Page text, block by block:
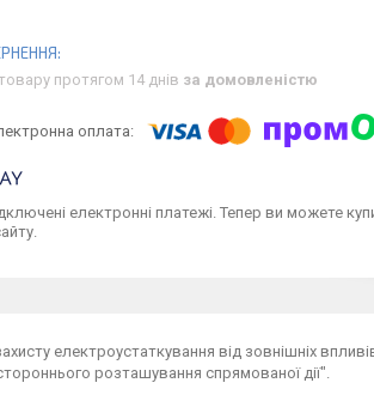
протягом 14 днів за домовленістю
електронні платежі. Тепер ви можете
електроустаткування від зовнішніх
розташування спрямованої дії".